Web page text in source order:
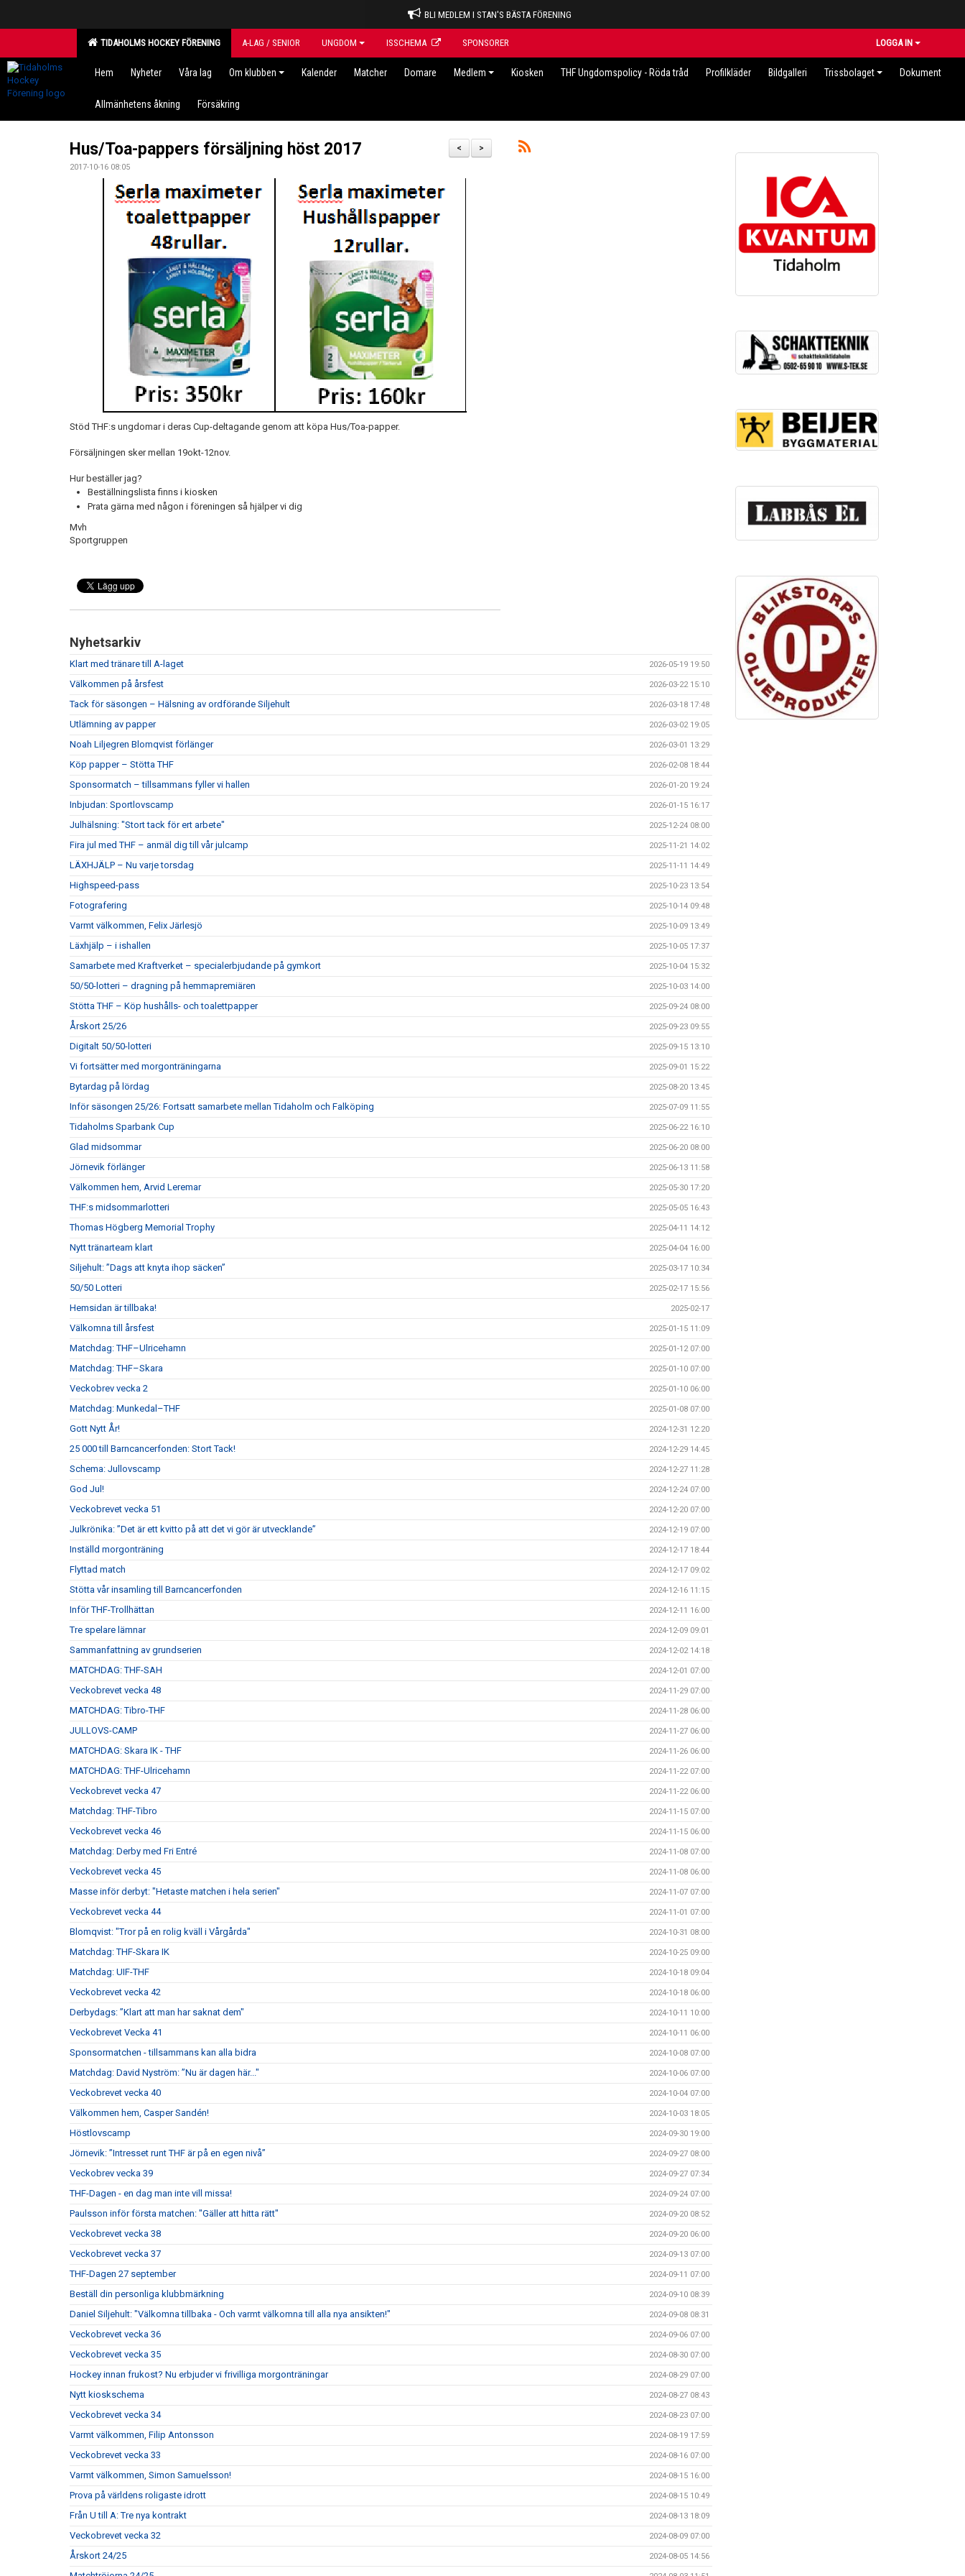
BLI MEDLEM I STAN'S BÄSTA FÖRENING
TIDAHOLMS HOCKEY FÖRENING A-LAG / SENIOR UNGDOM ISSCHEMA SPONSORER LOGGA IN
Hem Nyheter Våra lag Om klubben Kalender Matcher Domare Medlem Kiosken THF Ungdomspolicy - Röda tråd Profilkläder Bildgalleri Trissbolaget Dokument
Allmänhetens åkning Försäkring
>
<
Hus/Toa-pappers försäljning höst 2017
2017-10-16 08:05
Stöd THF:s ungdomar i deras Cup-deltagande genom att köpa Hus/Toa-papper.
Försäljningen sker mellan 19okt-12nov.
Hur beställer jag?
Beställningslista finns i kiosken
Prata gärna med någon i föreningen så hjälper vi dig
Mvh
Sportgruppen
Nyhetsarkiv
Klart med tränare till A-laget 2026-05-19 19:50
Välkommen på årsfest 2026-03-22 15:10
Tack för säsongen – Hälsning av ordförande Siljehult 2026-03-18 17:48
Utlämning av papper 2026-03-02 19:05
Noah Liljegren Blomqvist förlänger 2026-03-01 13:29
Köp papper – Stötta THF 2026-02-08 18:44
Sponsormatch – tillsammans fyller vi hallen 2026-01-20 19:24
Inbjudan: Sportlovscamp 2026-01-15 16:17
Julhälsning: "Stort tack för ert arbete" 2025-12-24 08:00
Fira jul med THF – anmäl dig till vår julcamp 2025-11-21 14:02
LÄXHJÄLP – Nu varje torsdag 2025-11-11 14:49
Highspeed-pass 2025-10-23 13:54
Fotografering 2025-10-14 09:48
Varmt välkommen, Felix Järlesjö 2025-10-09 13:49
Läxhjälp – i ishallen 2025-10-05 17:37
Samarbete med Kraftverket – specialerbjudande på gymkort 2025-10-04 15:32
50/50-lotteri – dragning på hemmapremiären 2025-10-03 14:00
Stötta THF – Köp hushålls- och toalettpapper 2025-09-24 08:00
Årskort 25/26 2025-09-23 09:55
Digitalt 50/50-lotteri 2025-09-15 13:10
Vi fortsätter med morgonträningarna 2025-09-01 15:22
Bytardag på lördag 2025-08-20 13:45
Inför säsongen 25/26: Fortsatt samarbete mellan Tidaholm och Falköping 2025-07-09 11:55
Tidaholms Sparbank Cup 2025-06-22 16:10
Glad midsommar 2025-06-20 08:00
Jörnevik förlänger 2025-06-13 11:58
Välkommen hem, Arvid Leremar 2025-05-30 17:20
THF:s midsommarlotteri 2025-05-05 16:43
Thomas Högberg Memorial Trophy 2025-04-11 14:12
Nytt tränarteam klart 2025-04-04 16:00
Siljehult: ”Dags att knyta ihop säcken” 2025-03-17 10:34
50/50 Lotteri 2025-02-17 15:56
Hemsidan är tillbaka! 2025-02-17
Välkomna till årsfest 2025-01-15 11:09
Matchdag: THF–Ulricehamn 2025-01-12 07:00
Matchdag: THF–Skara 2025-01-10 07:00
Veckobrev vecka 2 2025-01-10 06:00
Matchdag: Munkedal–THF 2025-01-08 07:00
Gott Nytt År! 2024-12-31 12:20
25 000 till Barncancerfonden: Stort Tack! 2024-12-29 14:45
Schema: Jullovscamp 2024-12-27 11:28
God Jul! 2024-12-24 07:00
Veckobrevet vecka 51 2024-12-20 07:00
Julkrönika: ”Det är ett kvitto på att det vi gör är utvecklande” 2024-12-19 07:00
Inställd morgonträning 2024-12-17 18:44
Flyttad match 2024-12-17 09:02
Stötta vår insamling till Barncancerfonden 2024-12-16 11:15
Inför THF-Trollhättan 2024-12-11 16:00
Tre spelare lämnar 2024-12-09 09:01
Sammanfattning av grundserien 2024-12-02 14:18
MATCHDAG: THF-SAH 2024-12-01 07:00
Veckobrevet vecka 48 2024-11-29 07:00
MATCHDAG: Tibro-THF 2024-11-28 06:00
JULLOVS-CAMP 2024-11-27 06:00
MATCHDAG: Skara IK - THF 2024-11-26 06:00
MATCHDAG: THF-Ulricehamn 2024-11-22 07:00
Veckobrevet vecka 47 2024-11-22 06:00
Matchdag: THF-Tibro 2024-11-15 07:00
Veckobrevet vecka 46 2024-11-15 06:00
Matchdag: Derby med Fri Entré 2024-11-08 07:00
Veckobrevet vecka 45 2024-11-08 06:00
Masse inför derbyt: "Hetaste matchen i hela serien" 2024-11-07 07:00
Veckobrevet vecka 44 2024-11-01 07:00
Blomqvist: "Tror på en rolig kväll i Vårgårda" 2024-10-31 08:00
Matchdag: THF-Skara IK 2024-10-25 09:00
Matchdag: UIF-THF 2024-10-18 09:04
Veckobrevet vecka 42 2024-10-18 06:00
Derbydags: ”Klart att man har saknat dem" 2024-10-11 10:00
Veckobrevet Vecka 41 2024-10-11 06:00
Sponsormatchen - tillsammans kan alla bidra 2024-10-08 07:00
Matchdag: David Nyström: ”Nu är dagen här..." 2024-10-06 07:00
Veckobrevet vecka 40 2024-10-04 07:00
Välkommen hem, Casper Sandén! 2024-10-03 18:05
Höstlovscamp 2024-09-30 19:00
Jörnevik: ”Intresset runt THF är på en egen nivå” 2024-09-27 08:00
Veckobrev vecka 39 2024-09-27 07:34
THF-Dagen - en dag man inte vill missa! 2024-09-24 07:00
Paulsson inför första matchen: "Gäller att hitta rätt" 2024-09-20 08:52
Veckobrevet vecka 38 2024-09-20 06:00
Veckobrevet vecka 37 2024-09-13 07:00
THF-Dagen 27 september 2024-09-11 07:00
Beställ din personliga klubbmärkning 2024-09-10 08:39
Daniel Siljehult: "Välkomna tillbaka - Och varmt välkomna till alla nya ansikten!" 2024-09-08 08:31
Veckobrevet vecka 36 2024-09-06 07:00
Veckobrevet vecka 35 2024-08-30 07:00
Hockey innan frukost? Nu erbjuder vi frivilliga morgonträningar 2024-08-29 07:00
Nytt kioskschema 2024-08-27 08:43
Veckobrevet vecka 34 2024-08-23 07:00
Varmt välkommen, Filip Antonsson 2024-08-19 17:59
Veckobrevet vecka 33 2024-08-16 07:00
Varmt välkommen, Simon Samuelsson! 2024-08-15 16:00
Prova på världens roligaste idrott 2024-08-15 10:49
Från U till A: Tre nya kontrakt 2024-08-13 18:09
Veckobrevet vecka 32 2024-08-09 07:00
Årskort 24/25 2024-08-05 14:56